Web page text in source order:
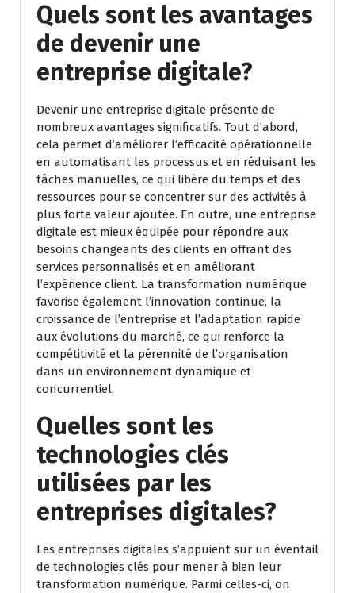
Quels sont les avantages
de devenir une
entreprise digitale?
Devenir une entreprise digitale présente de
nombreux avantages significatifs. Tout d’abord,
cela permet d’améliorer l’efficacité opérationnelle
en automatisant les processus et en réduisant les
tâches manuelles, ce qui libère du temps et des
ressources pour se concentrer sur des activités à
plus forte valeur ajoutée. En outre, une entreprise
digitale est mieux équipée pour répondre aux
besoins changeants des clients en offrant des
services personnalisés et en améliorant
l’expérience client. La transformation numérique
favorise également l’innovation continue, la
croissance de l’entreprise et l’adaptation rapide
aux évolutions du marché, ce qui renforce la
compétitivité et la pérennité de l’organisation
dans un environnement dynamique et
concurrentiel.
Quelles sont les
technologies clés
utilisées par les
entreprises digitales?
Les entreprises digitales s’appuient sur un éventail
de technologies clés pour mener à bien leur
transformation numérique. Parmi celles-ci, on